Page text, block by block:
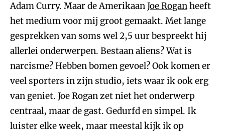
Adam Curry. Maar de AmerikaanJoe Roganheeft
het medium voor mij groot gemaakt. Met lange
gesprekken van soms wel 2,5 uur bespreekt hij
allerlei onderwerpen. Bestaan aliens? Wat is
narcisme? Hebben bomen gevoel? Ook komen er
veel sporters in zijn studio, iets waar ik ook erg
van geniet. Joe Rogan zet niet het onderwerp
centraal, maar de gast. Gedurfd en simpel. Ik
luister elke week, maar meestal kijk ik op